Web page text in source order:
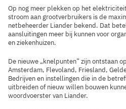
Op nog meer plekken op het
stroom aan grootverbruikers is de
netbeheerder Liander bekend. Dat
aansluitingen meer bij kunnen voor
en ziekenhuizen.
De nieuwe „knelpunten” zijn ontstaan
Amsterdam, Flevoland, Friesland,
Bedrijven en instellingen die in de
uitbreiden of nieuw willen bouwen
woordvoerster van Liander.